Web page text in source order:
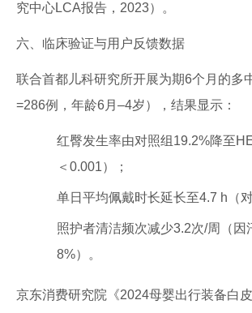
究中心LCA报告，2023）。
六、临床验证与用户反馈数据
联合首都儿科研究所开展为期6个月的多
=286例，年龄6月–4岁），结果显示：
红臀发生率由对照组19.2%降至
＜0.001）；
单日平均佩戴时长延长至4.7 h（
照护者清洁频次减少3.2次/周（因
8%）。
京东消费研究院《2024母婴出行装备白